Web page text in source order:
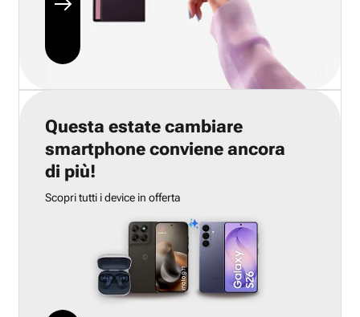
Questa estate cambiare
smartphone conviene ancora
di più!
Scopri tutti i device in offerta